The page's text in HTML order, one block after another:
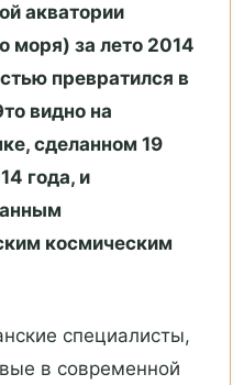
акватории
моря) за лето 2014
превратился в
видно на
сделанном 19
года, и
космическим
специалисты,
в современной